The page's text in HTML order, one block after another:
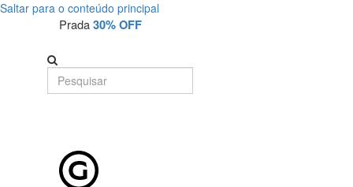
Saltar para o conteúdo principal
Prada30% OFF